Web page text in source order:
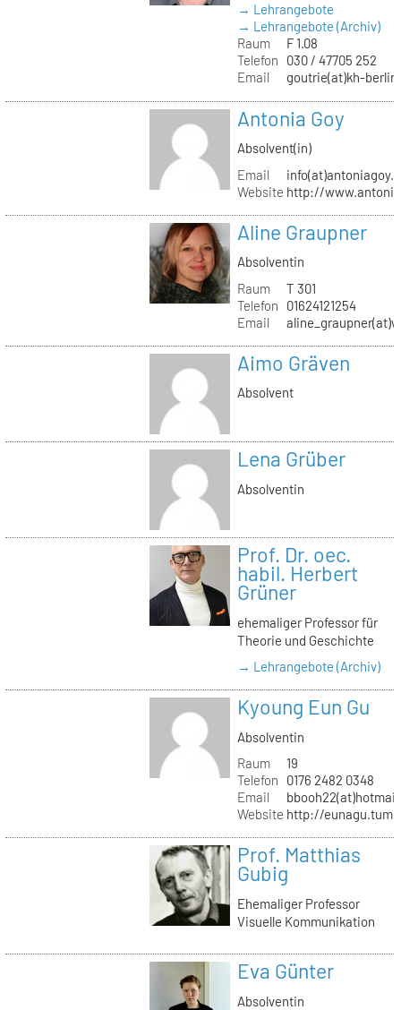
→ Lehrangebote
→ Lehrangebote (Archiv)
Raum
F 1.08
Telefon
030 / 47705 252
Email
goutrie(at)kh-
Antonia Goy
Absolvent(in)
Email
Website http://
Aline Graupner
Absolventin
Raum
T 301
Telefon
01624121254
Email
Aimo Gräven
Absolvent
Lena Grüber
Absolventin
Prof. Dr. oec.
habil. Herbert
Grüner
ehemaliger Professor für
Theorie und Geschichte
→ Lehrangebote (Archiv)
Kyoung Eun Gu
Absolventin
Raum
19
Telefon
0176 2482 0348
Email
Website http://
Prof. Matthias
Gubig
Ehemaliger Professor
Visuelle Kommunikation
Eva Günter
Absolventin